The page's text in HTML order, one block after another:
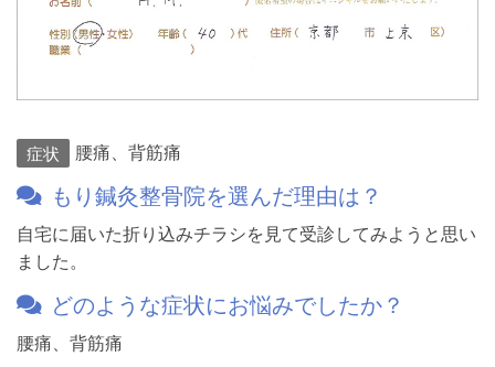
症状 腰痛、背筋痛
もり鍼灸整骨院を選んだ理由は？
自宅に届いた折り込みチラシを見て受診してみようと思い
ました。
どのような症状にお悩みでしたか？
腰痛、背筋痛